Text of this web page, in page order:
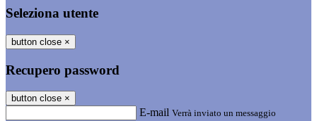
Seleziona utente
button close ×
Recupero password
button close ×
E-mail Verrà inviato un messaggio